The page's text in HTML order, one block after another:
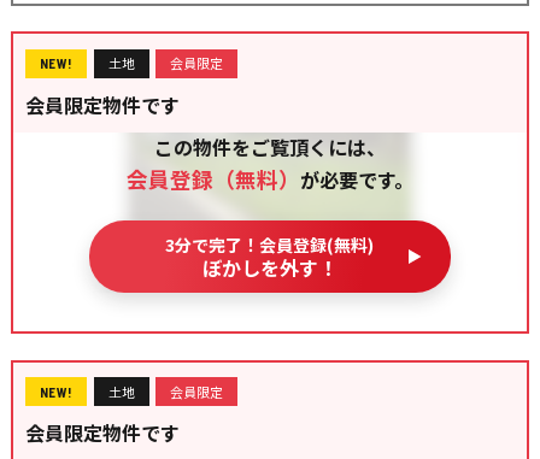
NEW! 土地 会員限定
会員限定物件です
この物件をご覧頂くには、
会員登録（無料） が必要です。
3分で完了！会員登録(無料)
ぼかしを外す！
NEW! 土地 会員限定
会員限定物件です